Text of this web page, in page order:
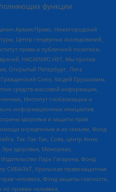
функции
Нижегородский
Центр гендерных исследований,
права и публичной политики,
НАСИЛИЮ.НЕТ, Мы против
Открытый Петербург, Лига
Союз, Хасдей Ерушалаим,
средств массовой информации,
Институт глобализации и
информационных инициатив
здоровья и защиты прав
осужденным и их семьям, Фонд
Так-Так-Так, Сова, центр Анна,
Эра здоровья, Мемориал,
Парк Гагарина, Фонд
СИБАЛЬТ, Уральская правозащитная
человека, Фонд защиты гласности,
по правам человека,